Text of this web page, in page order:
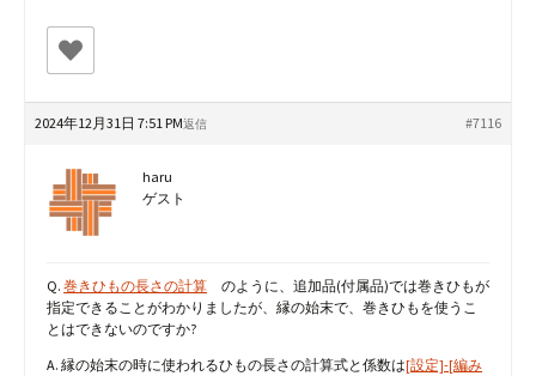
2024年12月31日 7:51 PM #7116
返信
haru
ゲスト
Q. 巻きひもの長さの計算 のように、追加品(付属品)では巻きひもが
指定できることがわかりましたが、縁の始末で、巻きひもを使うこ
とはできないのですか?
A. 縁の始末の時に使われるひもの長さの計算式と係数は[設定]-[編み